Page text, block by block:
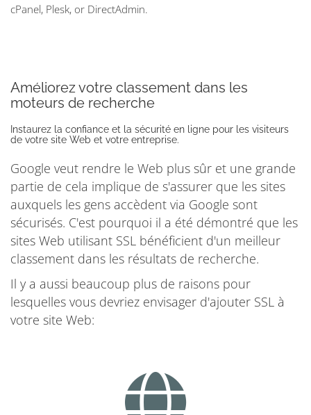
cPanel, Plesk, or DirectAdmin.
Améliorez votre classement dans les
moteurs de recherche
Instaurez la confiance et la sécurité en ligne pour les visiteurs
de votre site Web et votre entreprise.
Google veut rendre le Web plus sûr et une grande
partie de cela implique de s'assurer que les sites
auxquels les gens accèdent via Google sont
sécurisés. C'est pourquoi il a été démontré que les
sites Web utilisant SSL bénéficient d'un meilleur
classement dans les résultats de recherche.
Il y a aussi beaucoup plus de raisons pour
lesquelles vous devriez envisager d'ajouter SSL à
votre site Web: